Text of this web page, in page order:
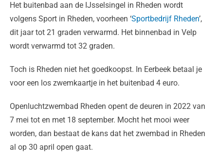
Het buitenbad aan de IJsselsingel in Rheden wordt
volgens Sport in Rheden, voorheen ‘Sportbedrijf Rheden’,
dit jaar tot 21 graden verwarmd. Het binnenbad in Velp
wordt verwarmd tot 32 graden.
Toch is Rheden niet het goedkoopst. In Eerbeek betaal je
voor een los zwemkaartje in het buitenbad 4 euro.
Openluchtzwembad Rheden opent de deuren in 2022 van
7 mei tot en met 18 september. Mocht het mooi weer
worden, dan bestaat de kans dat het zwembad in Rheden
al op 30 april open gaat.